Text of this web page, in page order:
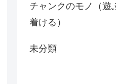
チャンクのモノ（遊
着ける）
未分類